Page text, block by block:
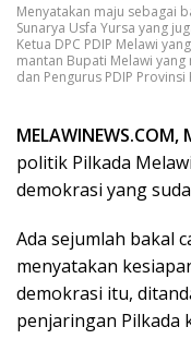
Menyatakan maju sebagai
Sunarya Usfa Yursa yang
Ketua DPC PDIP Melawi
mantan Bupati Melawi yang
dan Pengurus PDIP Provinsi
MELAWINEWS.COM,
politik Pilkada
demokrasi yang
Ada sejumlah bakal
menyatakan
demokrasi itu,
penjaringan Pilkada